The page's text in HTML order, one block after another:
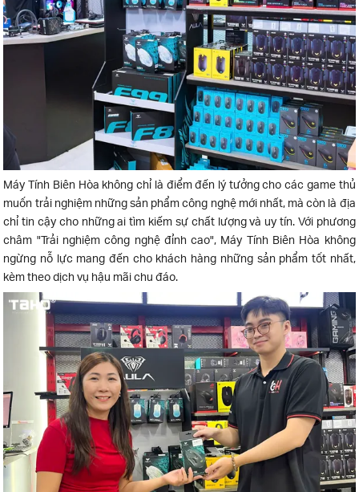
Máy Tính Biên Hòa không chỉ là điểm đến lý tưởng cho các game thủ
muốn trải nghiệm những sản phẩm công nghệ mới nhất, mà còn là địa
chỉ tin cậy cho những ai tìm kiếm sự chất lượng và uy tín. Với phương
châm "Trải nghiệm công nghệ đỉnh cao", Máy Tính Biên Hòa không
ngừng nỗ lực mang đến cho khách hàng những sản phẩm tốt nhất,
kèm theo dịch vụ hậu mãi chu đáo.